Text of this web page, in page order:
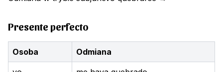
Presente perfecto
Osoba Odmiana